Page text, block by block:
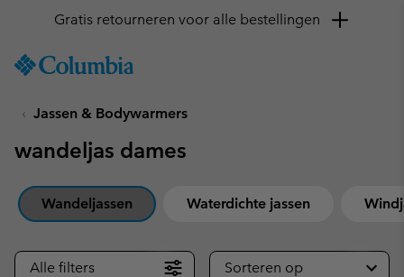
TO
SKIP
MAIN
SKIP
TO
Jassen & Bodywarmers
wandeljas dames
Wandeljassen Waterdichte jassen
Alle filters Sorteren op